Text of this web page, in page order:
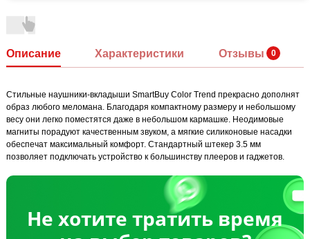
Описание Характеристики Отзывы
Стильные наушники-вкладыши SmartBuy Color Trend прекрасно дополнят
образ любого меломана. Благодаря компактному размеру и небольшому
весу они легко поместятся даже в небольшом кармашке. Неодимовые
магниты порадуют качественным звуком, а мягкие силиконовые насадки
обеспечат максимальный комфорт. Стандартный штекер 3.5 мм
позволяет подключать устройство к большинству плееров и гаджетов.
Не хотите тратить время